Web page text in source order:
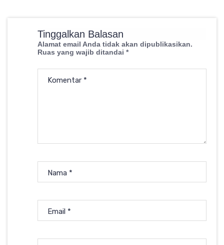
Tinggalkan Balasan
Alamat email Anda tidak akan dipublikasikan.
Ruas yang wajib ditandai *
Komentar *
Nama *
Email *